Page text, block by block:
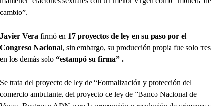
cambio”.
Javier Vera firmó en 17 proyectos de ley en su paso por el
Congreso Nacional, sin embargo, su producción propia fue solo tres
en los demás solo “estampó su firma” .
Se trata del proyecto de ley de “Formalización y protección del
comercio ambulante, del proyecto de ley de ”Banco Nacional de